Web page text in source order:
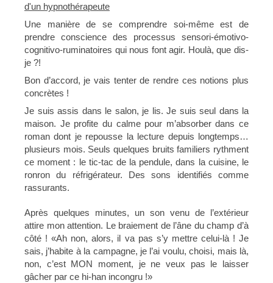
d'un hypnothérapeute
Une manière de se comprendre soi-même est de
prendre conscience des processus sensori-émotivo-
cognitivo-ruminatoires qui nous font agir. Houlà, que dis-
je ?!
Bon d’accord, je vais tenter de rendre ces notions plus
concrètes !
Je suis assis dans le salon, je lis. Je suis seul dans la
maison. Je profite du calme pour m’absorber dans ce
roman dont je repousse la lecture depuis longtemps…
plusieurs mois. Seuls quelques bruits familiers rythment
ce moment : le tic-tac de la pendule, dans la cuisine, le
ronron du réfrigérateur. Des sons identifiés comme
rassurants.
Après quelques minutes, un son venu de l’extérieur
attire mon attention. Le braiement de l’âne du champ d’à
côté ! «Ah non, alors, il va pas s’y mettre celui-là ! Je
sais, j’habite à la campagne, je l’ai voulu, choisi, mais là,
non, c’est MON moment, je ne veux pas le laisser
gâcher par ce hi-han incongru !»